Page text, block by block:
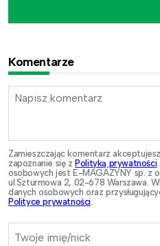
Komentarze
Zamieszczając komentarz akceptujesz
zapoznanie się z Polityką prywatności
osobowych jest E-MAGAZYNY sp. z
ul.Szturmowa 2, 02-678 Warszawa.
danych osobowych oraz
Polityce prywatności.